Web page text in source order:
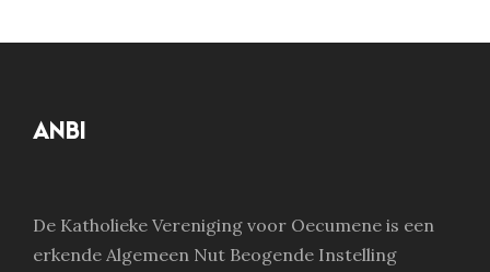
ANBI
De Katholieke Vereniging voor Oecumene is een
erkende Algemeen Nut Beogende Instelling